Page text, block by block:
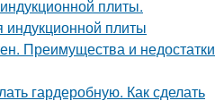
плиты.
индукционной плиты
Преимущества и недостатки
гардеробную. Как сделать